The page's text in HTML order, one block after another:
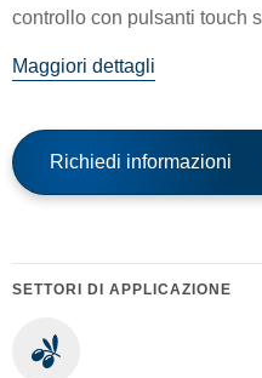
controllo con pulsanti touch
Maggiori dettagli
Richiedi informazioni
SETTORI DI APPLICAZIONE